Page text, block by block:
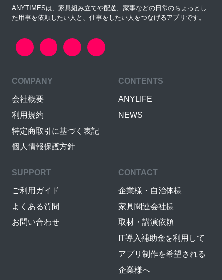
ANYTIMESは、家具組み立てや配送、家事などの日常のちょっとし
た用事を依頼したい人と、仕事をしたい人をつなげるアプリです。
COMPANY
会社概要
利用規約
特定商取引に基づく表記
個人情報保護方針
CONTENTS
ANYLIFE
NEWS
SUPPORT
ご利用ガイド
よくある質問
お問い合わせ
CONTACT
企業様・自治体様
家具関連会社様
取材・講演依頼
IT導入補助金を利用して
アプリ制作を希望される
企業様へ